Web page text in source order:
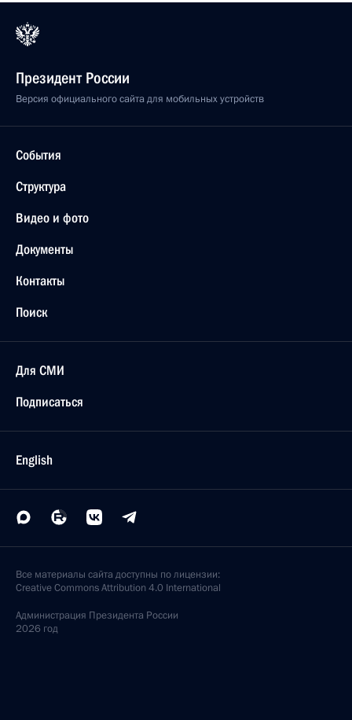
Президент России
Версия официального сайта для мобильных устройств
События
Структура
Видео и фото
Документы
Контакты
Поиск
Для СМИ
Подписаться
English
Все материалы сайта доступны по лицензии:
Creative Commons Attribution 4.0 International
Администрация Президента России
2026 год